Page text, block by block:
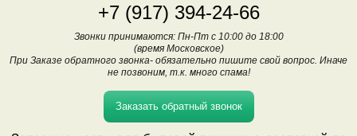
+7 (917) 394-24-66
Звонки принимаются: Пн-Пт с 10:00 до 18:00
(время Московское)
При Заказе обратного звонка- обязательно пишите свой вопрос. Иначе
не позвоним, т.к. много спама!
Заказать обратный звонок